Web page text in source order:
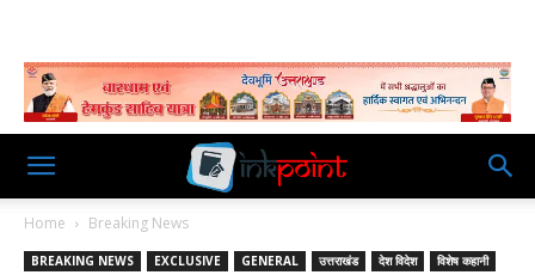
Home Breaking News
BREAKING NEWS EXCLUSIVE GENERAL उत्तराखंड देश विदेश विशेष कहानी